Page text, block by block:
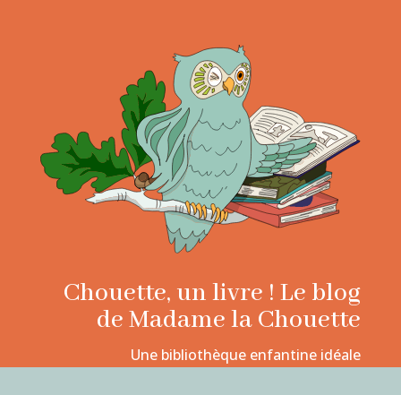
Chouette, un livre ! Le blog
de Madame la Chouette
Une bibliothèque enfantine idéale